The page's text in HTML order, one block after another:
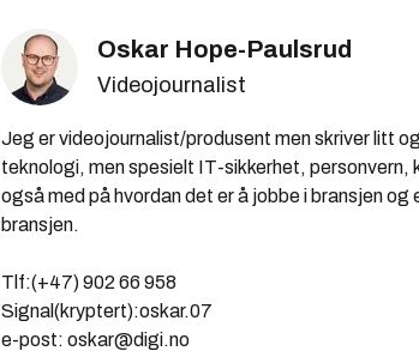
Oskar Hope-Paulsrud
Videojournalist
Jeg er videojournalist/produsent men skriver litt
teknologi, men spesielt IT-sikkerhet,
også med på hvordan det er å jobbe i bransjen
bransjen.
Tlf:(+47) 902 66 958
Signal(kryptert):oskar.07
e-post: oskar@digi.no